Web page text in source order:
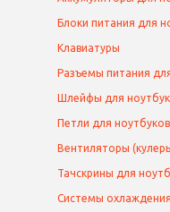
Блоки питания для
Клавиатуры
Разъемы питания
Шлейфы для
Петли для ноутбуков
Вентиляторы
Тачскрины для
Системы